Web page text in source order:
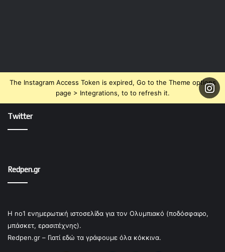
The Instagram Access Token is expired, Go to the Theme options
page > Integrations, to to refresh it.
Twitter
Redpen.gr
Η no1 ενημερωτική ιστοσελίδα για τον Ολυμπιακό (ποδόσφαιρο,
μπάσκετ, ερασιτέχνης).
Redpen.gr – Γιατί εδώ τα γράφουμε όλα κόκκινα.